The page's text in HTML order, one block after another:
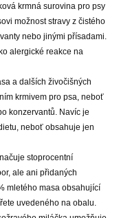
krmná surovina pro psy
možnost stravy z čistého
nebo jinými přísadami.
alergické reakce na
a dalších živočišných
krmivem pro psa, neboť
konzervantů. Navíc je
neboť obsahuje jen
stoprocentní
ale ani přidaných
mletého masa obsahující
uvedeného na obalu.